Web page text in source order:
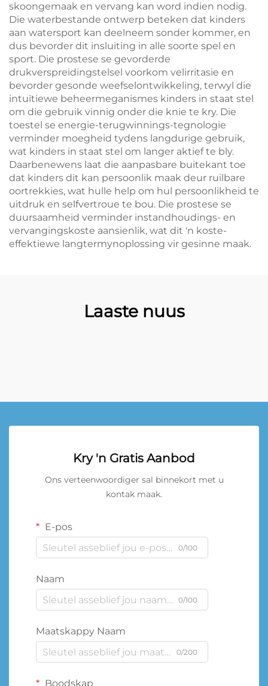
skoongemaak en vervang kan word indien nodig.
Die waterbestande ontwerp beteken dat kinders
aan watersport kan deelneem sonder kommer, en
dus bevorder dit insluiting in alle soorte spel en
sport. Die prostese se gevorderde
drukverspreidingstelsel voorkom velirritasie en
bevorder gesonde weefselontwikkeling, terwyl die
intuïtiewe beheermeganismes kinders in staat stel
om die gebruik vinnig onder die knie te kry. Die
toestel se energie-terugwinnings-tegnologie
verminder moegheid tydens langdurige gebruik,
wat kinders in staat stel om langer aktief te bly.
Daarbenewens laat die aanpasbare buitekant toe
dat kinders dit kan persoonlik maak deur ruilbare
oortrekkies, wat hulle help om hul persoonlikheid te
uitdruk en selfvertroue te bou. Die prostese se
duursaamheid verminder instandhoudings- en
vervangingskoste aansienlik, wat dit 'n koste-
effektiewe langtermynoplossing vir gesinne maak.
Laaste nuus
Kry 'n Gratis Aanbod
Ons verteenwoordiger sal binnekort met u
kontak maak.
E-pos
0/100
Naam
0/100
Maatskappy Naam
0/200
Boodskap